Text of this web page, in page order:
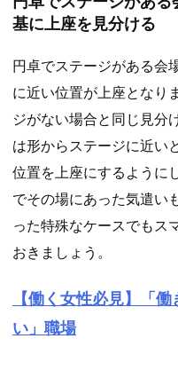
基に上座を見分ける
円卓でステージがある会
に近い位置が上座となり
ジがない場合と同じ見分
は形からステージに近い
位置を上座にするように
でその場にあった気遣い
った特殊なケースでもス
おきましょう。
【働く女性必見】「
い」職場